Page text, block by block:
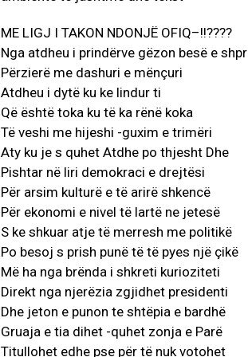
ME LIGJ I TAKON NDONJË OFIQ–!!????
Nga atdheu i prindërve gëzon besë e
Përzierë me dashuri e mënçuri
Atdheu i dytë ku ke lindur ti
Që është toka ku të ka rënë koka
Të veshi me hijeshi -guxim e trimëri
Aty ku je s quhet Atdhe po thjesht Dhe
Pishtar në liri demokraci e drejtësi
Për arsim kulturë e të arirë shkencë
Për ekonomi e nivel të lartë ne jetesë
S ke shkuar atje të merresh me politikë
Po besoj s prish punë të të pyes një çikë
Më ha nga brënda i shkreti kurioziteti
Direkt nga njerëzia zgjidhet presidenti
Dhe jeton e punon te shtëpia e bardhë
Gruaja e tia dihet -quhet zonja e Parë
Titullohet edhe pse për të nuk votohet